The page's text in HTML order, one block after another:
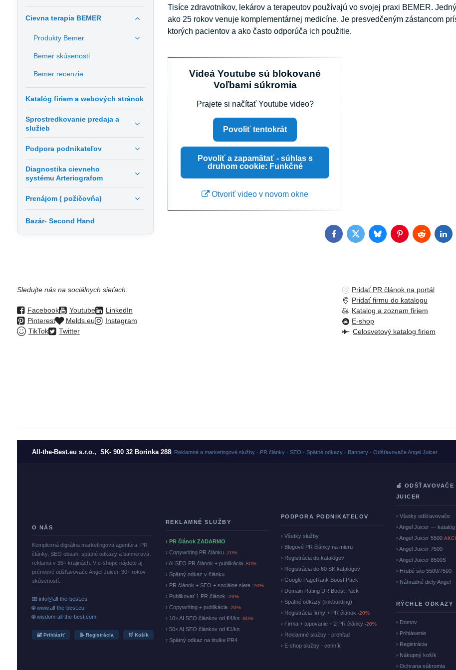
Tisíce zdravotníkov, lekárov a terapeutov používajú vo svojej praxi BEMER.
ako 25 rokov venuje komplementárnej medicíne. Je presvedčeným zástancom
ktorých pacientov a ako často odporúča ich použitie.
Videá Youtube sú blokované
Voľbami súkromia
Prajete si načítať Youtube video?
Povoliť tentokrát
Povoliť a zapamätať - súhlas s
druhom cookie: Funkčné
Otvoriť video v novom okne
FacebookTwitterBlueskyPinterestReddit
Cievna terapia BEMER
Produkty Bemer
Bemer skúsenosti
Bemer recenzie
Katalóg firiem a webových stránok
Sprostredkovanie predaja a
služieb
Podpora podnikateľov
Diagnostika cievneho
systému Arteriografom
Prenájom ( požičovňa)
Bazár- Second Hand
Sledujte nás na sociálnych sieťach:
Facebook Youtube
LinkedIn
Pinterest
Melds.eu
Instagram
TikTok
Twitter
Pridať PR článok na portál
Pridať firmu do katalogu
Katalog a zoznam firiem
E-shop
Celosvetový katalog firiem
All-the-Best.eu s.r.o., SK- 900 32 Borinka 288| Reklamné a marketingové služby · PR články · SEO · Spätné odkazy · Bannery · Odšťavovače Angel Juicer
O NÁS
Komplexná digitálna marketingová agentúra. PR
články, SEO obsah, spätné odkazy a bannerová
reklama v 35+ krajinách. V e-shope nájdete aj
prémiové odšťavovače Angel Juicer. 30+ rokov
skúseností.
📧 info@all-the-best.eu
🌐 www.all-the-best.eu
🌐 wisdom-all-the-best.com
🔐 Prihlásiť 📝 Registrácia 🛒 Košík
REKLAMNÉ SLUŽBY
› PR článok ZADARMO
› Copywriting PR článku -20%
› AI SEO PR článok + publikácia -80%
› Spätný odkaz v článku
› PR článok + SEO + sociálne siete -20%
› Publikovať 1 PR článok -20%
› Copywriting + publikácia -20%
› 10× AI SEO článkov od €4/ks -80%
› 50× AI SEO článkov od €1/ks
› Spätný odkaz na titulke PR4
PODPORA PODNIKATEĽOV
› Všetky služby
› Blogové PR články na mieru
› Registrácia do katalógov
› Registrácia do 60 SK katalógov
› Google PageRank Boost Pack
› Domain Rating DR Boost Pack
› Spätné odkazy (linkbuilding)
› Registrácia firmy + PR článok -20%
› Firma + topovanie + 2 PR články -20%
› Reklamné služby - prehľad
› E-shop služby - cenník
🍏 ODŠŤAVOVAČE
JUICER
› Všetky odšťavovače
› Angel Juicer — katalóg
› Angel Juicer 5500
› Angel Juicer 7500
› Angel Juicer 8500S
› Hrubé sito 5500/7500
› Náhradné diely Angel
RÝCHLE ODKAZY
› Domov
› Prihlásenie
› Registrácia
› Nákupný košík
› Ochrana súkromia